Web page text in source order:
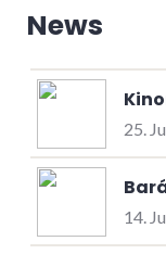
News
25.
14.